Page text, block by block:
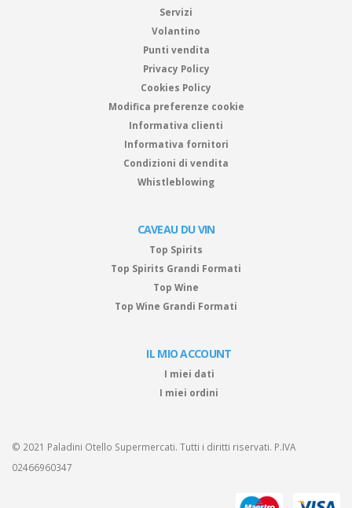
Servizi
Volantino
Punti vendita
Privacy Policy
Cookies Policy
Modifica preferenze cookie
Informativa clienti
Informativa fornitori
Condizioni di vendita
Whistleblowing
CAVEAU DU VIN
Top Spirits
Top Spirits Grandi Formati
Top Wine
Top Wine Grandi Formati
IL MIO ACCOUNT
I miei dati
I miei ordini
© 2021 Paladini Otello Supermercati. Tutti i diritti riservati. P.IVA
02466960347